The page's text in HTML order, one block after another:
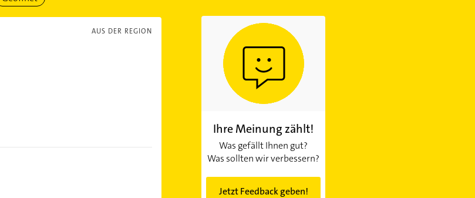
AUS DER REGION
Ihre Meinung zählt!
Was gefällt Ihnen gut?
Was sollten wir verbessern?
Jetzt Feedback geben!